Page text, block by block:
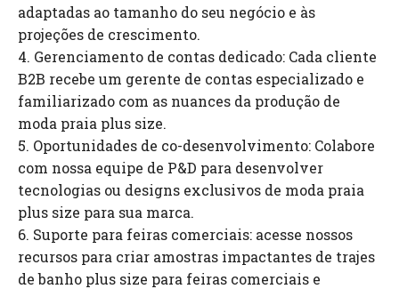
adaptadas ao tamanho do seu negócio e às
projeções de crescimento.
4. Gerenciamento de contas dedicado: Cada cliente
B2B recebe um gerente de contas especializado e
familiarizado com as nuances da produção de
moda praia plus size.
5. Oportunidades de co-desenvolvimento: Colabore
com nossa equipe de P&D para desenvolver
tecnologias ou designs exclusivos de moda praia
plus size para sua marca.
6. Suporte para feiras comerciais: acesse nossos
recursos para criar amostras impactantes de trajes
de banho plus size para feiras comerciais e